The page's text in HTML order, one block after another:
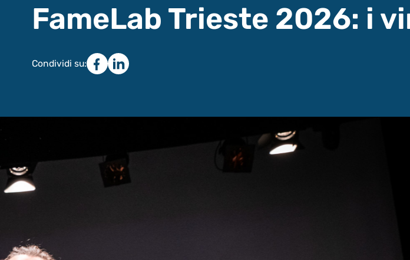
FameLab Trieste 2026: i
Condividi su: